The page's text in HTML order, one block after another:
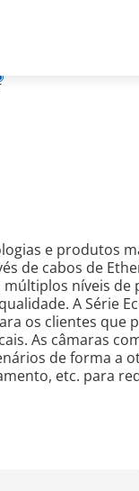
e produtos
de cabos de
níveis
A Série
os clientes
As câmaras
de forma a
etc. para